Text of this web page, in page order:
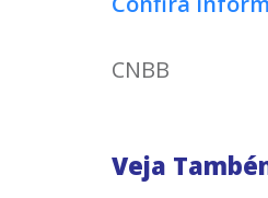
CNBB
Veja